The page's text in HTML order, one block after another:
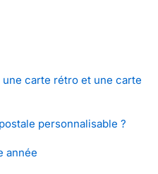
carte rétro et une carte
personnalisable ?
année